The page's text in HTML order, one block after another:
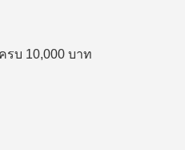
บ 10,000 บาท